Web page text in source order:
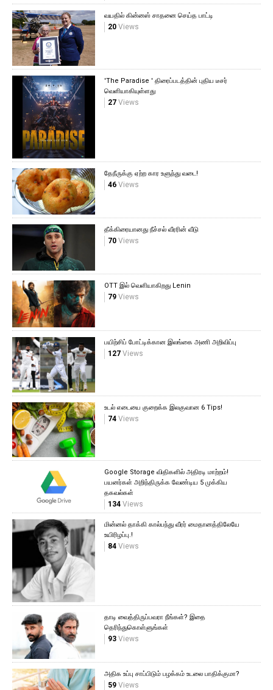
வயதில் கின்னஸ் சாதனை செய்த பாட்டி
20Views
'The Paradise ' திரைப்படத்தின் புதிய டீசர்
வெளியாகியுள்ளது
27Views
தேநீருக்கு ஏற்ற கார உளுந்து வடை!
46Views
தீக்கிரையானது நீச்சல் வீரரின் வீடு
70Views
OTT இல் வெளியாகிறது Lenin
79Views
பயிற்சிப் போட்டிக்கான இலங்கை அணி அறிவிப்பு
127Views
உடல் எடையை குறைக்க இலகுவான 6 Tips!
74Views
Google Storage விதிகளில் அதிரடி மாற்றம்!
பயனர்கள் அறிந்திருக்க வேண்டிய 5 முக்கிய
தகவல்கள்
134Views
மின்னல் தாக்கி கால்பந்து வீரர் மைதானத்திலேயே
உயிரிழப்பு.!
84Views
தாடி வைத்திருப்பவரா நீங்கள்? இதை
தெரிந்துகொள்ளுங்கள்
93Views
அதிக உப்பு சாப்பிடும் பழக்கம் உடலை பாதிக்குமா?
59Views